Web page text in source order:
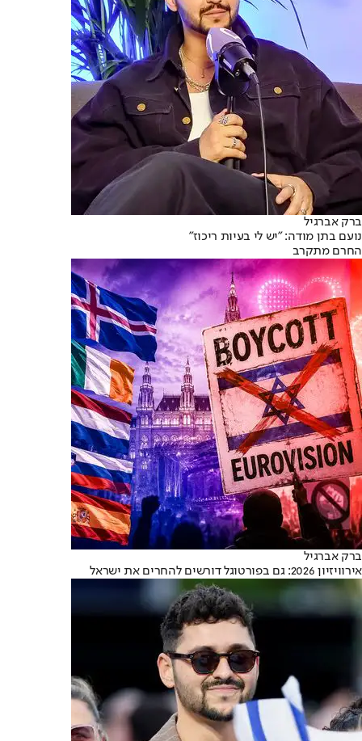
ברק אברגיל
נועם בתן מודה: "יש לי בעיות ריכוז"
החרם מתקרב
ברק אברגיל
אירוויזיון 2026: גם בפורטוגל דורשים להחרים את ישראל